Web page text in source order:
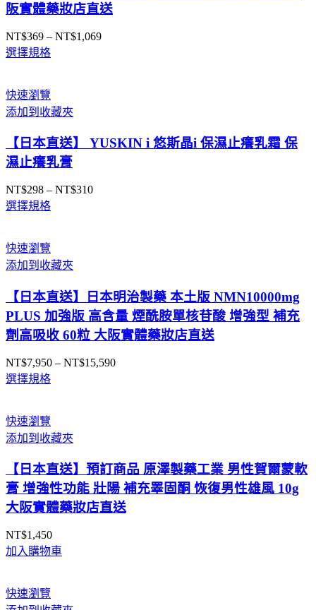
阪實體藥妝店直送
NT$369 – NT$1,069價
選擇規格
快速瀏覽
添加到收藏夾
【日本直送】 YUSKIN i 悠斯晶i 保濕止癢乳霜 保
濕止癢乳膏
NT$298 – NT$310價
選擇規格
快速瀏覽
添加到收藏夾
【日本直送】日本明治製藥 本土版 NMN10000mg
PLUS 加強版 高含量 煙酰胺單核苷酸 增強型 補充
劑高吸收 60粒 大阪實體藥妝店直送
NT$7,950 – NT$15,590價
NT$15,590
選擇規格
快速瀏覽
添加到收藏夾
【日本直送】預訂商品 原澤製藥工業 男性賀爾蒙軟
膏 增強性功能 壯陽 補充睪固酮 恢復男性雄風 10g
大阪實體藥妝店直送
NT$1,450
加入購物車
快速瀏覽